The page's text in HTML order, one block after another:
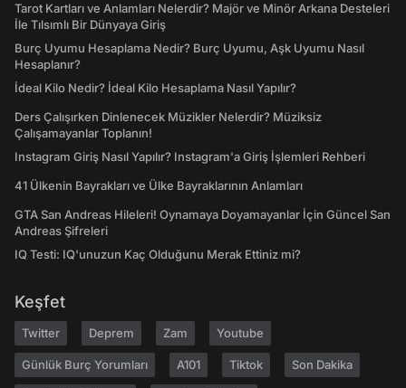
Tarot Kartları ve Anlamları Nelerdir? Majör ve Minör Arkana Desteleri
İle Tılsımlı Bir Dünyaya Giriş
Burç Uyumu Hesaplama Nedir? Burç Uyumu, Aşk Uyumu Nasıl
Hesaplanır?
İdeal Kilo Nedir? İdeal Kilo Hesaplama Nasıl Yapılır?
Ders Çalışırken Dinlenecek Müzikler Nelerdir? Müziksiz
Çalışamayanlar Toplanın!
Instagram Giriş Nasıl Yapılır? Instagram'a Giriş İşlemleri Rehberi
41 Ülkenin Bayrakları ve Ülke Bayraklarının Anlamları
GTA San Andreas Hileleri! Oynamaya Doyamayanlar İçin Güncel San
Andreas Şifreleri
IQ Testi: IQ'unuzun Kaç Olduğunu Merak Ettiniz mi?
Keşfet
Twitter Deprem Zam Youtube
Günlük Burç Yorumları A101 Tiktok Son Dakika